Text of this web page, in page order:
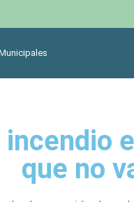
que no